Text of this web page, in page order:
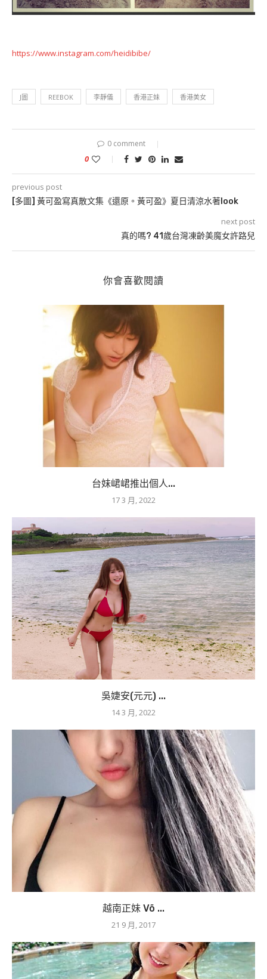
https://www.instagram.com/heidibibe/
J圖 REEBOK 李靜儀 香港正妹 香港美女
0 comment
0
previous post
[多圖] 黃可盈寫真散文集《還原。黃可盈》夏日清涼水著look
next post
真的嗎? 41歲台灣凍齡美魔女許路兒
你會喜歡閱讀
台妹峮峮推出個人...
17 3 月, 2022
吳婕安(元元) ...
14 3 月, 2022
越南正妹 Võ ...
21 9 月, 2017